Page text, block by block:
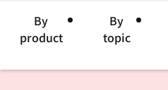
변
By
product
By
topic